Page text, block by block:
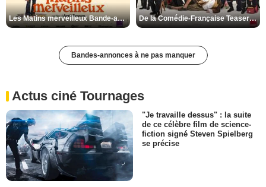
Les Matins merveilleux Bande-annonce VF De la Comédie-Française Teaser VF
Bandes-annonces à ne pas manquer
Actus ciné Tournages
"Je travaille dessus" : la suite
de ce célèbre film de science-
fiction signé Steven Spielberg
se précise